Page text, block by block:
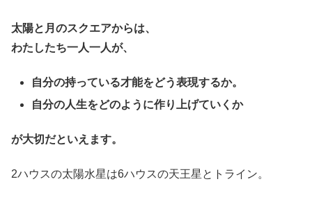
太陽と月のスクエアからは、
わたしたち一人一人が、
自分の持っている才能をどう表現するか。
自分の人生をどのように作り上げていくか
が大切だといえます。
2ハウスの太陽水星は6ハウスの天王星とトライン。